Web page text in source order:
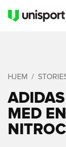
HJEM
MED